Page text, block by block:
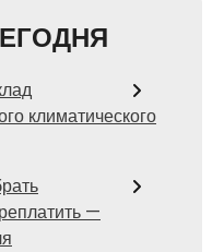
климатического
—